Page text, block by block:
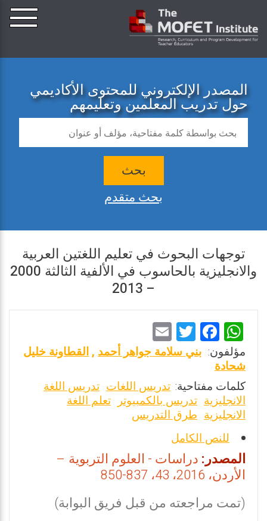
المصدر الإلكتروني للمحتوى الأكاديمي
حول تدريب المعلمين وتعليمهم
بحث
بحث متقدم
توجهات البحوث في تعليم اللغتين العربية
والانجليزية بالحاسوب في الألفية الثالثة 2000
– 2013
W
h
at
s
A
p
p
F
a
b
o
o
k
T
wi
er
m
l
مؤلفون: بني سلامة جواهر أحمد,القطاونة خليل
شحادة
كلمات مفتاحية: تدريس اللغات تدريس اللغة
الانجليزية تدريس بالكمبيوتر تعلم اللغة
الانجليزية طرق التدريس
للنص الكامل
المصدر: دراسات - العلوم التربوية –
الأردن، 2016، 43، 837-850
(تمت مراجعته من قبل فريق البوابة)